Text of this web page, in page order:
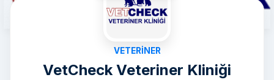
VETERINER
VetCheck Veteriner Kliniği